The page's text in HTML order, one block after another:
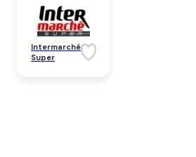
Intermarché
Super